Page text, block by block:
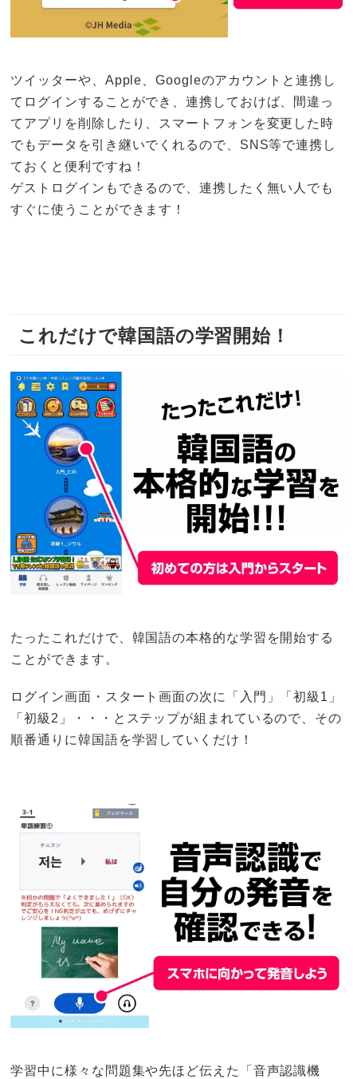
ツイッターや、Apple、Googleのアカウントと連携し
てログインすることができ、連携しておけば、間違っ
てアプリを削除したり、スマートフォンを変更した時
でもデータを引き継いでくれるので、SNS等で連携し
ておくと便利ですね！
ゲストログインもできるので、連携したく無い人でも
すぐに使うことができます！
これだけで韓国語の学習開始！
たったこれだけで、韓国語の本格的な学習を開始する
ことができます。
ログイン画面・スタート画面の次に「入門」「初級1」
「初級2」・・・とステップが組まれているので、その
順番通りに韓国語を学習していくだけ！
学習中に様々な問題集や先ほど伝えた「音声認識機